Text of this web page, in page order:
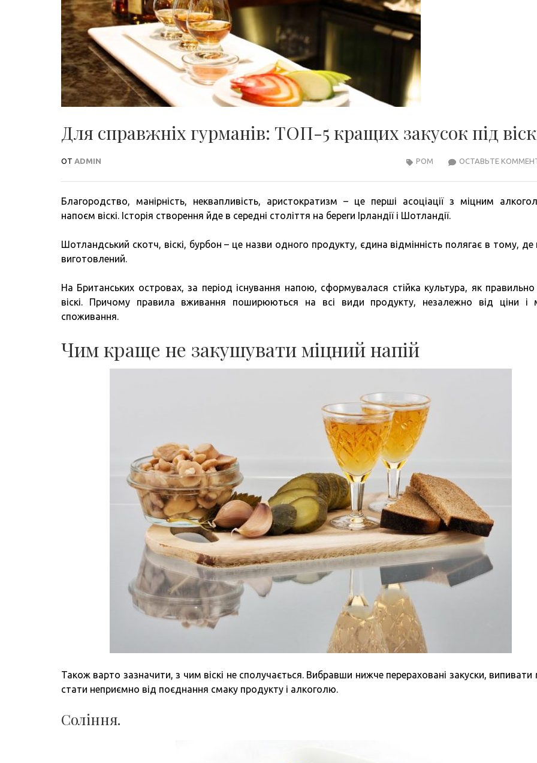
Для справжніх гурманів: ТОП-5 кращих закусок під
ОТ ADMIN ОСТАВЬТЕ
РОМ
Благородство, манірність, неквапливість, аристократизм – це перші асоціації з міцним
напоєм віскі. Історія створення йде в середні століття на береги Ірландії і Шотландії.
Шотландський скотч, віскі, бурбон – це назви одного продукту, єдина відмінність полягає в тому, де
виготовлений.
На Британських островах, за період існування напою, сформувалася стійка культура, як
віскі. Причому правила вживання поширюються на всі види продукту, незалежно від ціни і
споживання.
Чим краще не закушувати міцний напій
Також варто зазначити, з чим віскі не сполучається. Вибравши нижче перераховані закуски,
стати неприємно від поєднання смаку продукту і алкоголю.
Соління.